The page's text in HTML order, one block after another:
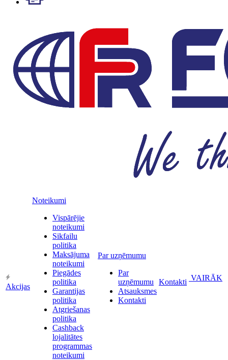
Akcijas
Noteikumi
Vispārējie
noteikumi
Sikfailu
politika
Maksājuma
noteikumi
Piegādes
politika
Garantijas
politika
Atgriešanas
politika
Cashback
lojalitātes
programmas
noteikumi
Par uzņēmumu
Par
uzņēmumu
Atsauksmes
Kontakti
Kontakti VAIRĀK